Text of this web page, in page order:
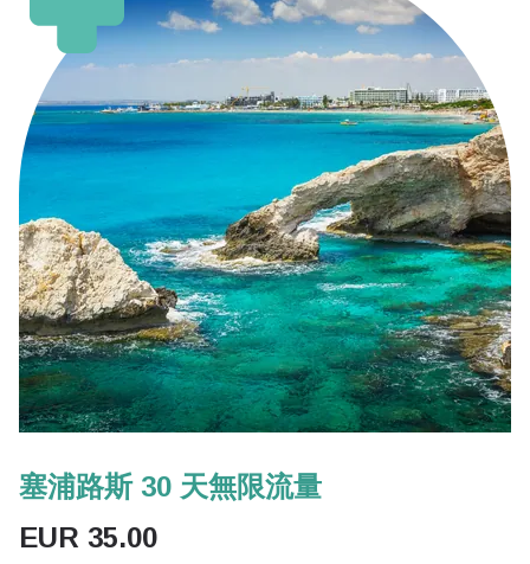
塞浦路斯 30 天無限流量
EUR 35.00